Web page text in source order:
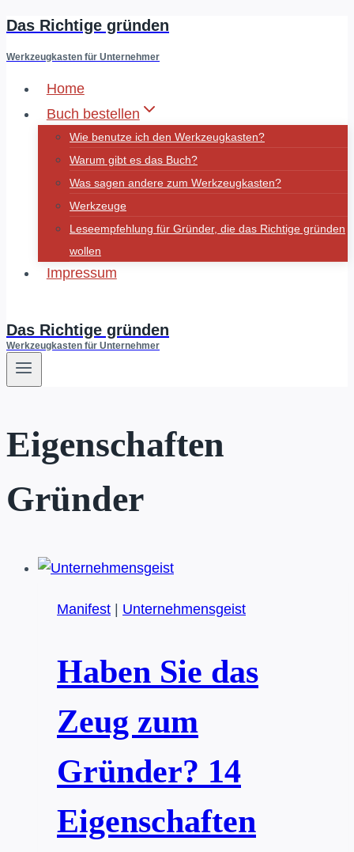
Zum
Das Richtige gründen
Werkzeugkasten für Unternehmer
Home
Buch bestellen
Wie benutze ich den Werkzeugkasten?
Warum gibt es das Buch?
Was sagen andere zum Werkzeugkasten?
Werkzeuge
Leseempfehlung für Gründer, die das Richtige gründen
wollen
Impressum
Das Richtige gründen
Werkzeugkasten für Unternehmer
Eigenschaften
Gründer
Manifest | Unternehmensgeist
Haben Sie das
Zeug zum
Gründer? 14
Eigenschaften